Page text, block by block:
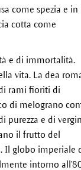
come spezia e in
cotta come
e di immortalità.
vita. La dea
rami fioriti di
di melograno
purezza e di
il frutto del
Il globo imperiale
intorno